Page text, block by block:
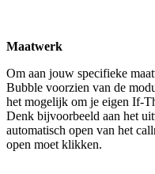
Maatwerk
Om aan jouw specifieke
Bubble voorzien van de
het mogelijk om je eigen If-
Denk bijvoorbeeld aan het
automatisch open van het
open moet klikken.